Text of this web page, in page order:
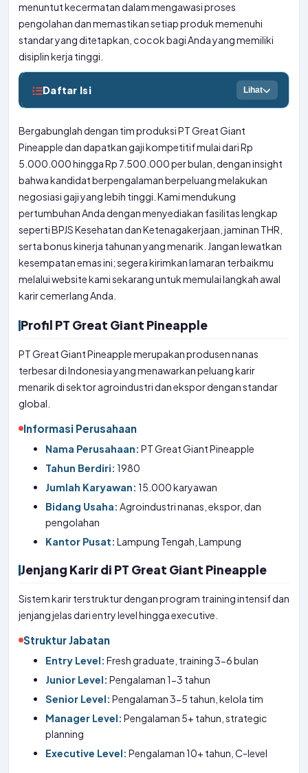
menuntut kecermatan dalam mengawasi proses
pengolahan dan memastikan setiap produk memenuhi
standar yang ditetapkan, cocok bagi Anda yang memiliki
disiplin kerja tinggi.
Daftar Isi Lihat
Bergabunglah dengan tim produksi PT Great Giant
Pineapple dan dapatkan gaji kompetitif mulai dari Rp
5.000.000 hingga Rp 7.500.000 per bulan, dengan insight
bahwa kandidat berpengalaman berpeluang melakukan
negosiasi gaji yang lebih tinggi. Kami mendukung
pertumbuhan Anda dengan menyediakan fasilitas lengkap
seperti BPJS Kesehatan dan Ketenagakerjaan, jaminan THR,
serta bonus kinerja tahunan yang menarik. Jangan lewatkan
kesempatan emas ini; segera kirimkan lamaran terbaikmu
melalui website kami sekarang untuk memulai langkah awal
karir cemerlang Anda.
Profil PT Great Giant Pineapple
PT Great Giant Pineapple merupakan produsen nanas
terbesar di Indonesia yang menawarkan peluang karir
menarik di sektor agroindustri dan ekspor dengan standar
global.
Informasi Perusahaan
Nama Perusahaan: PT Great Giant Pineapple
Tahun Berdiri: 1980
Jumlah Karyawan: 15.000 karyawan
Bidang Usaha: Agroindustri nanas, ekspor, dan
pengolahan
Kantor Pusat: Lampung Tengah, Lampung
Jenjang Karir di PT Great Giant Pineapple
Sistem karir terstruktur dengan program training intensif dan
jenjang jelas dari entry level hingga executive.
Struktur Jabatan
Entry Level: Fresh graduate, training 3-6 bulan
Junior Level: Pengalaman 1-3 tahun
Senior Level: Pengalaman 3-5 tahun, kelola tim
Manager Level: Pengalaman 5+ tahun, strategic
planning
Executive Level: Pengalaman 10+ tahun, C-level